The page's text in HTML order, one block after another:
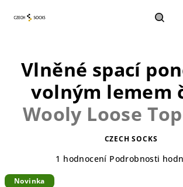
Vlněné spací
volným lemem
Wooly Loose
CZECH SOCKS
Průměrné
1 hodnocení Podrobnosti
Novinka